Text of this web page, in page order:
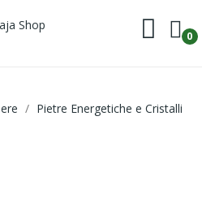
0
Pietre Energetiche e Cristalli